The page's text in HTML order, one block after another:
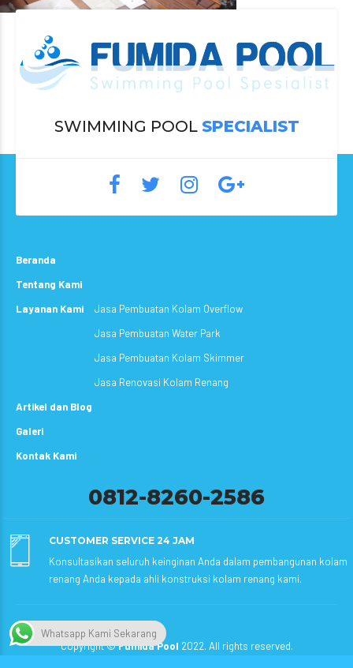
SWIMMING POOL SPECIALIST
Beranda
Tentang Kami
Layanan Kami
Jasa Pembuatan Kolam Overflow
Jasa Pembuatan Water Park
Jasa Pembuatan Kolam Skimmer
Jasa Renovasi Kolam Renang
Artikel dan Blog
Galeri
Kontak Kami
0812-8260-2586
CUSTOMER SERVICE 24 JAM
Konsultasikan seluruh keinginan Anda dalam pembangunan kolam
renang Anda kepada ahli konstruksi kolam renang kami.
Copyright ©Fumida Pool 2022. All rights reserved.
Whatsapp Kami Sekarang